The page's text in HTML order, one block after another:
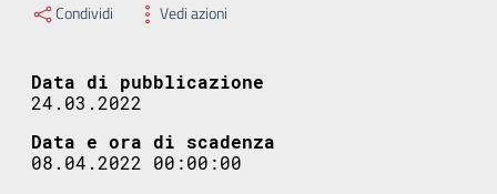
Condividi Vedi azioni
Data di pubblicazione
24.03.2022
Data e ora di scadenza
08.04.2022 00:00:00